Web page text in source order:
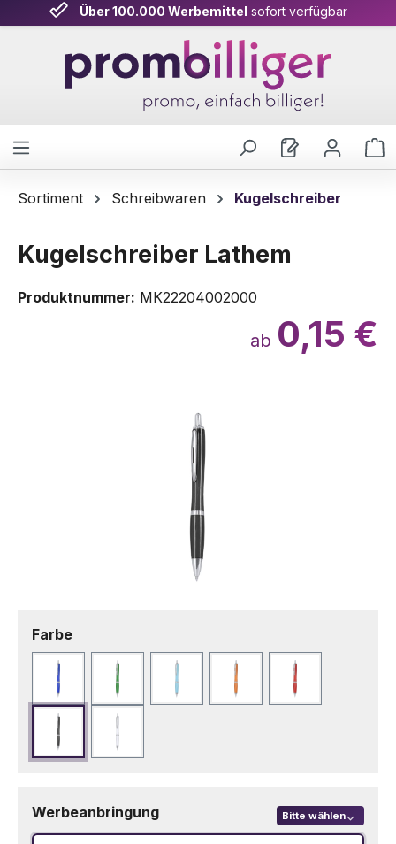
Zum Hauptinhalt springen
Über 100.000 Werbemittel sofort verfügbar
Sortiment Schreibwaren Kugelschreiber
Kugelschreiber Lathem
Produktnummer: MK22204002000
ab 0,15 €
Farbeauswählen
Blau Grün Hellblau Orange Rot
SchwarzWeiß
Werbeanbringung Bitte wählen